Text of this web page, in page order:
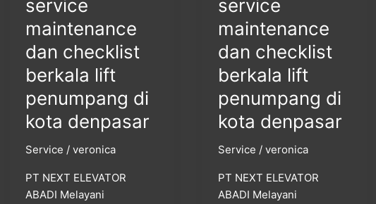
service
maintenance
dan checklist
berkala lift
penumpang di
kota denpasar
Service /veronica
PT NEXT ELEVATOR
ABADI Melayani
service
maintenance
dan checklist
berkala lift
penumpang di
kota denpasar
Service /veronica
PT NEXT ELEVATOR
ABADI Melayani